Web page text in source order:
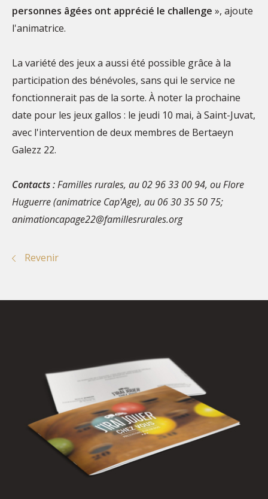
personnes âgées ont apprécié le challenge », ajoute
l'animatrice.
La variété des jeux a aussi été possible grâce à la
participation des bénévoles, sans qui le service ne
fonctionnerait pas de la sorte. À noter la prochaine
date pour les jeux gallos : le jeudi 10 mai, à Saint-Juvat,
avec l'intervention de deux membres de Bertaeyn
Galezz 22.
Contacts :Familles rurales, au 02 96 33 00 94, ou Flore
Huguerre (animatrice Cap'Age), au 06 30 35 50 75;
animationcapage22@famillesrurales.org
Revenir